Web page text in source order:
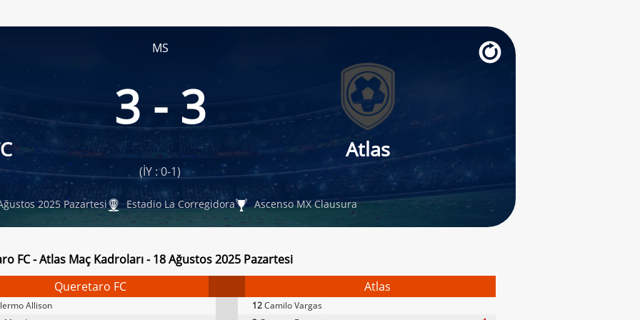
MS
3 - 3
Atlas
(İY : 0-1)
2025 Pazartesi Estadio La Corregidora Ascenso MX Clausura
FC - Atlas Maç Kadroları - 18 Ağustos 2025 Pazartesi
Queretaro FC
Atlas
Allison 12Camilo Vargas